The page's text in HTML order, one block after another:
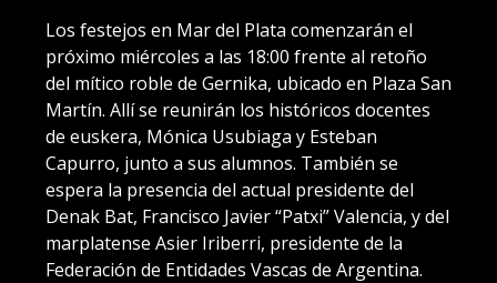
Los festejos en Mar del Plata comenzarán el
próximo miércoles a las 18:00 frente al retoño
del mítico roble de Gernika, ubicado en Plaza San
Martín. Allí se reunirán los históricos docentes
de euskera, Mónica Usubiaga y Esteban
Capurro, junto a sus alumnos. También se
espera la presencia del actual presidente del
Denak Bat, Francisco Javier “Patxi” Valencia, y del
marplatense Asier Iriberri, presidente de la
Federación de Entidades Vascas de Argentina.